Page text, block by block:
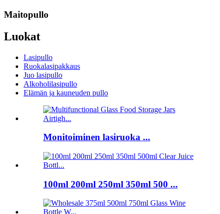
Maitopullo
Luokat
Lasipullo
Ruokalasipakkaus
Juo lasipullo
Alkoholilasipullo
Elämän ja kauneuden pullo
Monitoiminen lasiruoka ...
100ml 200ml 250ml 350ml 500 ...